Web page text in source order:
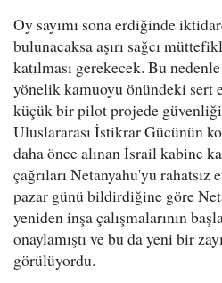
Oy sayımı sona erdiğinde
bulunacaksa aşırı sağcı
katılması gerekecek. Bu
yönelik kamuoyu önündeki sert
küçük bir pilot projede
Uluslararası İstikrar Gücünün
daha önce alınan İsrail kabine
çağrıları Netanyahu'yu
pazar günü bildirdiğine göre
yeniden inşa çalışmalarının
onaylamıştı ve bu da yeni bir
görülüyordu.